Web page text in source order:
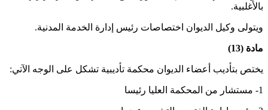
بالأغلبية.
ويتولى وكيل الديوان اختصاصات رئيس إدارة الخدمة المدنية.
مادة (13)
يختص بتأديب أعضاء الديوان محكمة تأديبية تشكل على الوجه الآتي:
1- مستشار من المحكمة العليا رئيسا